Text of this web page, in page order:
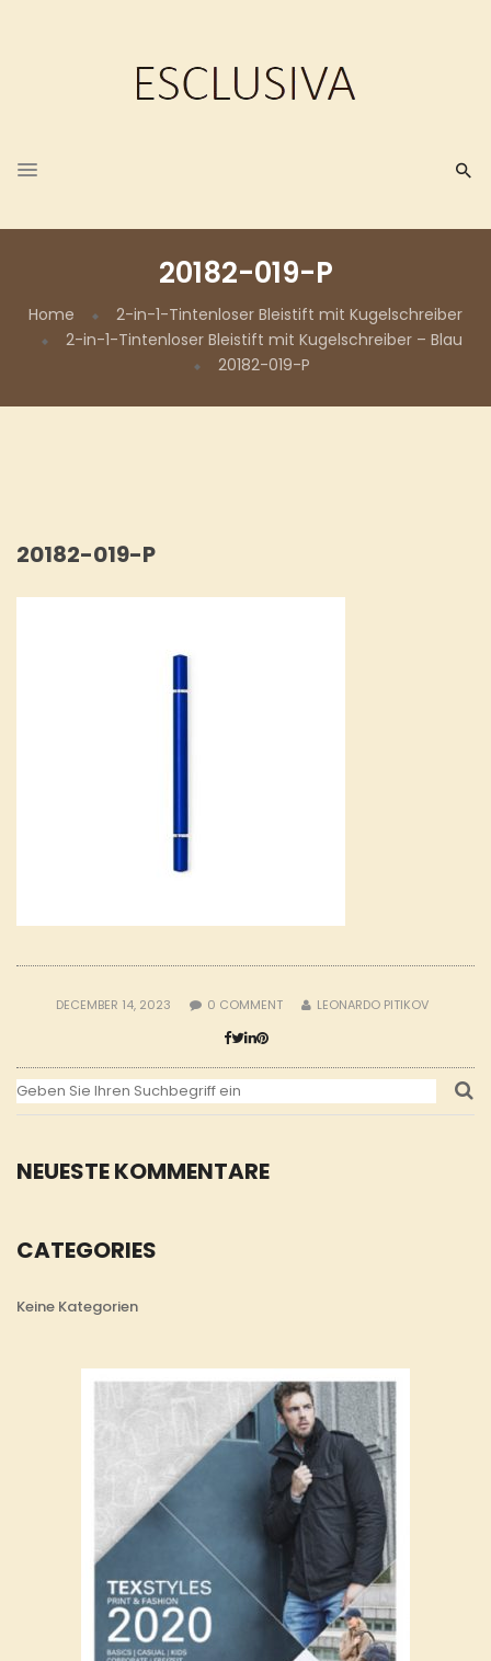
20182-019-P
Home
2-in-1-Tintenloser Bleistift mit Kugelschreiber
2-in-1-Tintenloser Bleistift mit Kugelschreiber – Blau
20182-019-P
NEUESTE KOMMENTARE
CATEGORIES
Keine Kategorien
20182-019-P
DECEMBER 14, 2023 0 COMMENT LEONARDO PITIKOV